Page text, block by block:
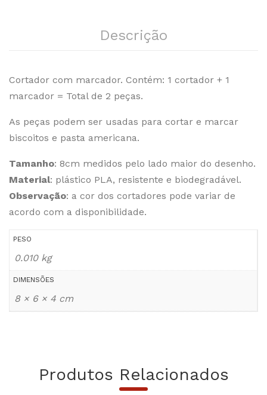
Descrição
Cortador com marcador. Contém: 1 cortador + 1
marcador = Total de 2 peças.
As peças podem ser usadas para cortar e marcar
biscoitos e pasta americana.
Tamanho: 8cm medidos pelo lado maior do desenho.
Material: plástico PLA, resistente e biodegradável.
Observação: a cor dos cortadores pode variar de
acordo com a disponibilidade.
PESO
0.010 kg
DIMENSÕES
8 × 6 × 4 cm
Produtos Relacionados